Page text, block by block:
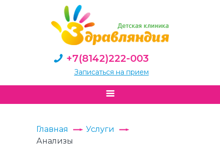
+7(8142)222-003
Записаться на прием
Главная
Услуги
Анализы